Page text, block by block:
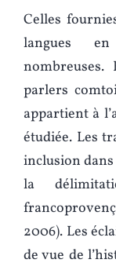
Celles
langues
parlers
appartient à
étudiée. Les
inclusion
la
2006). Les
de vue de